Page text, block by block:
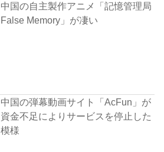
中国の自主製作アニメ「記憶管理局
False Memory」が凄い
中国の弾幕動画サイト「AcFun」が
資金不足によりサービスを停止した
模様